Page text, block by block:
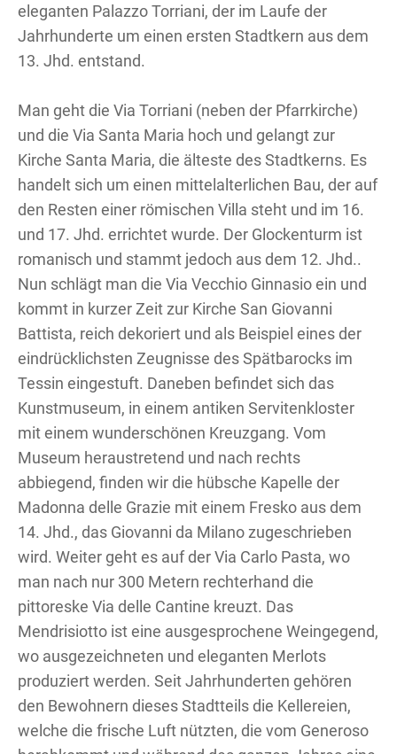
eleganten Palazzo Torriani, der im Laufe der
Jahrhunderte um einen ersten Stadtkern aus dem
13. Jhd. entstand.
Man geht die Via Torriani (neben der Pfarrkirche)
und die Via Santa Maria hoch und gelangt zur
Kirche Santa Maria, die älteste des Stadtkerns. Es
handelt sich um einen mittelalterlichen Bau, der auf
den Resten einer römischen Villa steht und im 16.
und 17. Jhd. errichtet wurde. Der Glockenturm ist
romanisch und stammt jedoch aus dem 12. Jhd..
Nun schlägt man die Via Vecchio Ginnasio ein und
kommt in kurzer Zeit zur Kirche San Giovanni
Battista, reich dekoriert und als Beispiel eines der
eindrücklichsten Zeugnisse des Spätbarocks im
Tessin eingestuft. Daneben befindet sich das
Kunstmuseum, in einem antiken Servitenkloster
mit einem wunderschönen Kreuzgang. Vom
Museum heraustretend und nach rechts
abbiegend, finden wir die hübsche Kapelle der
Madonna delle Grazie mit einem Fresko aus dem
14. Jhd., das Giovanni da Milano zugeschrieben
wird. Weiter geht es auf der Via Carlo Pasta, wo
man nach nur 300 Metern rechterhand die
pittoreske Via delle Cantine kreuzt. Das
Mendrisiotto ist eine ausgesprochene Weingegend,
wo ausgezeichneten und eleganten Merlots
produziert werden. Seit Jahrhunderten gehören
den Bewohnern dieses Stadtteils die Kellereien,
welche die frische Luft nützten, die vom Generoso